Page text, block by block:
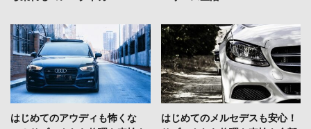
はじめてのアウディも怖くな
はじめてのメルセデスも安心！